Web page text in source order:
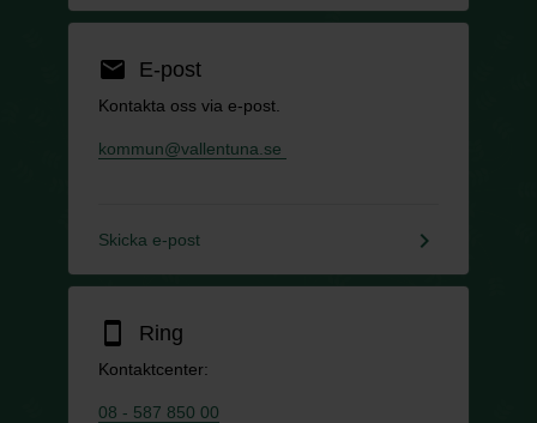
email E-post
Kontakta oss via e-post.
kommun@vallentuna.se
Skicka e-post keyboard_arrow_right
smartphone Ring
Kontaktcenter:
08 - 587 850 00